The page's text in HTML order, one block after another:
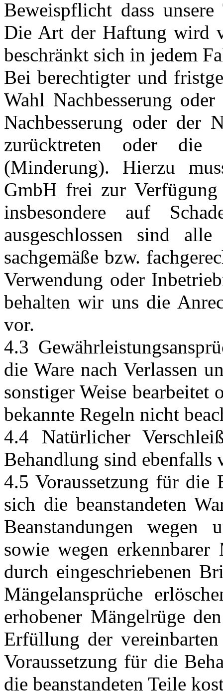
Beweispflicht dass
Die Art der Haftung wird
beschränkt sich in jedem
Bei berechtigter und
Wahl Nachbesserung
Nachbesserung oder der
zurücktreten oder die
(Minderung). Hierzu
GmbH frei zur Verfügung
insbesondere auf
ausgeschlossen sind
sachgemäße bzw.
Verwendung oder
behalten wir uns die
vor.
4.3
die Ware nach Verlassen
sonstiger Weise bearbeitet
bekannte Regeln nicht
4.4 Natürlicher
Behandlung sind ebenfalls
4.5 Voraussetzung für die
sich die beanstandeten
Beanstandungen wegen
sowie wegen
durch eingeschriebenen
Mängelansprüche
erhobener Mängelrüge
Erfüllung der
Voraussetzung für die
die beanstandeten Teile